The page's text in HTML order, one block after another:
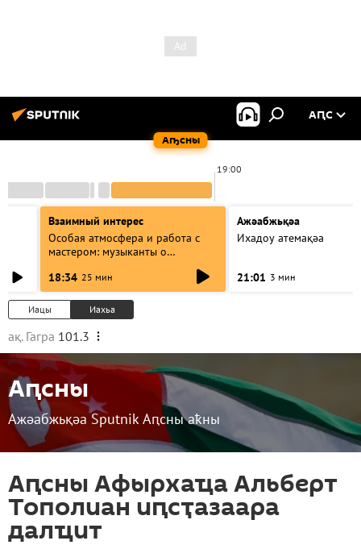
Аҧсны
АԤС
19:00
Взаимный интерес
Особая атмосфера и работа с
мастером: музыканты о
18:34 25 мин
Ажәабжьқәа
Ихадоу атемақәа
21:01 3 мин
Иацы Иахьа
ақ. Гагра 101.3
Аԥсны
Ажәабжьқәа Sputnik Аԥсны аҟны
Аԥсны Афырхаҵа Альберт
Тополиан иԥсҭазаара
далҵит